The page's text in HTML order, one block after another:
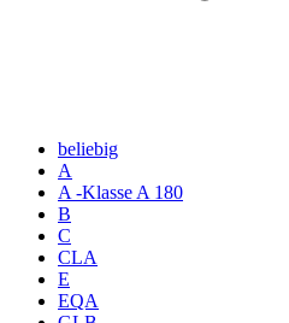
beliebig
A
A -Klasse A 180
B
C
CLA
E
EQA